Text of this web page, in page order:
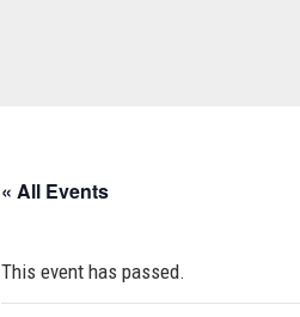
« All Events
This event has passed.